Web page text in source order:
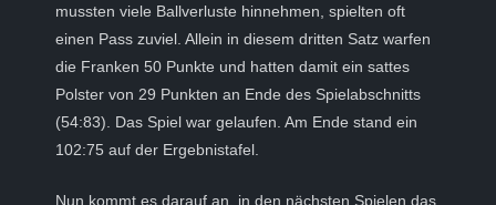
mussten viele Ballverluste hinnehmen, spielten oft
einen Pass zuviel. Allein in diesem dritten Satz warfen
die Franken 50 Punkte und hatten damit ein sattes
Polster von 29 Punkten an Ende des Spielabschnitts
(54:83). Das Spiel war gelaufen. Am Ende stand ein
102:75 auf der Ergebnistafel.
Nun kommt es darauf an, in den nächsten Spielen das